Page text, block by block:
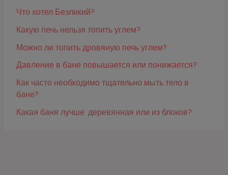
Что хотел Безликий?
Какую печь нельзя топить углем?
Можно ли топить дровяную печь углем?
Давление в бане повышается или понижается?
Как часто необходимо тщательно мыть тело в
бане?
Какая баня лучше: деревянная или из блоков?